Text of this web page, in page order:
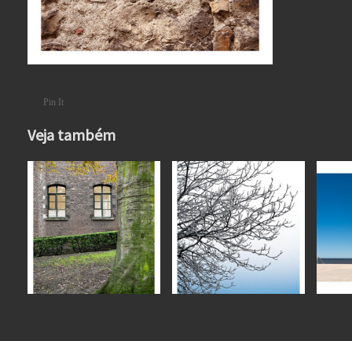
Pin It
Veja também